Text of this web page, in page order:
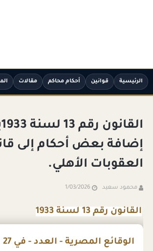
الرئيسية قوانين أحكام محاكم مقالات
إضافة بعض أحكام إلى
العقوبات الأهلي.
محمود سعيد 1/03/2026
القانون رقم 13 لسنة 1933